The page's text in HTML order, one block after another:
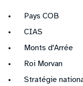
Pays COB
CIAS
Monts d'Arrée
Roi Morvan
Stratégie